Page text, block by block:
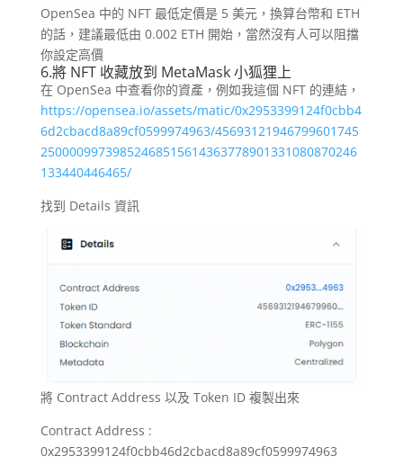
OpenSea 中的 NFT 最低定價是 5 美元，換算台幣和 ETH
的話，建議最低由 0.002 ETH 開始，當然沒有人可以阻擋
你設定高價
6.將 NFT 收藏放到 MetaMask 小狐狸上
在 OpenSea 中查看你的資產，例如我這個 NFT 的連結，
https://opensea.io/assets/matic/0x2953399124f0cbb4
6d2cbacd8a89cf0599974963/45693121946799601745
25000099739852468515614363778901331080870246
133440446465/
找到 Details 資訊
將 Contract Address 以及 Token ID 複製出來
Contract Address :
0x2953399124f0cbb46d2cbacd8a89cf0599974963